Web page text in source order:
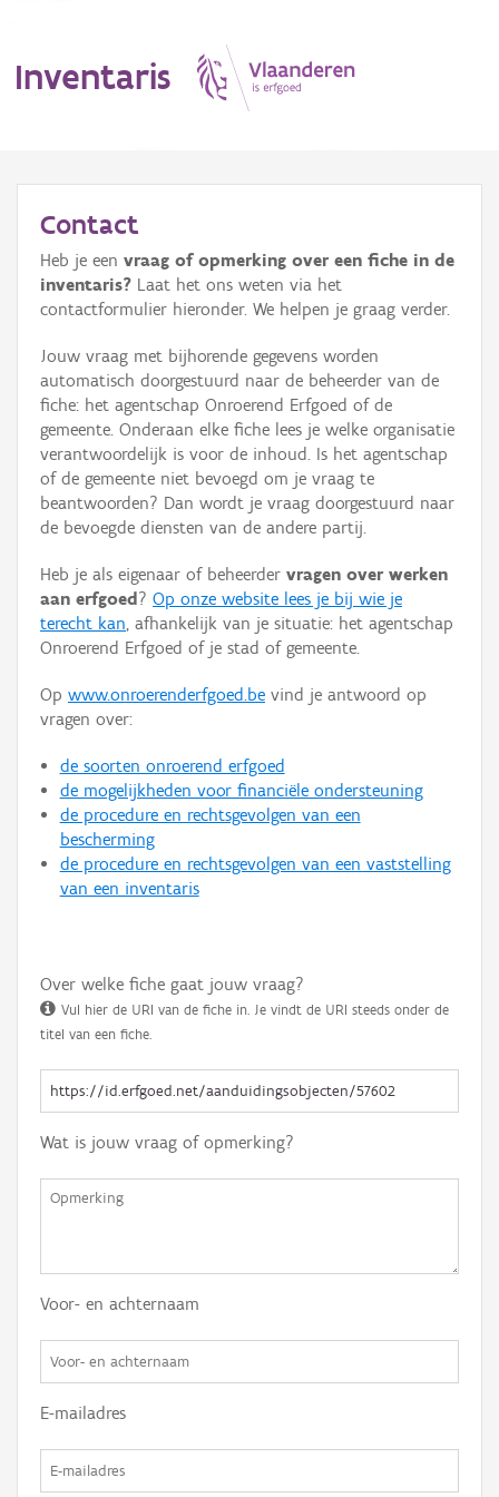
Inventaris
Erfgoedobject
Aanduidingsobject
Waarneming
Thema
Gebeurtenis
Persoon of collectief
Hergebruik
Aanmelden
Contact
Heb je een vraag of opmerking over een fiche in de
inventaris? Laat het ons weten via het
contactformulier hieronder. We helpen je graag verder.
Jouw vraag met bijhorende gegevens worden
automatisch doorgestuurd naar de beheerder van de
fiche: het agentschap Onroerend Erfgoed of de
gemeente. Onderaan elke fiche lees je welke organisatie
verantwoordelijk is voor de inhoud. Is het agentschap
of de gemeente niet bevoegd om je vraag te
beantwoorden? Dan wordt je vraag doorgestuurd naar
de bevoegde diensten van de andere partij.
Heb je als eigenaar of beheerder vragen over werken
aan erfgoed ? Op onze website lees je bij wie je
terecht kan, afhankelijk van je situatie: het agentschap
Onroerend Erfgoed of je stad of gemeente.
Op www.onroerenderfgoed.be vind je antwoord op
vragen over:
de soorten onroerend erfgoed
de mogelijkheden voor financiële ondersteuning
de procedure en rechtsgevolgen van een
bescherming
de procedure en rechtsgevolgen van een vaststelling
van een inventaris
Over welke fiche gaat jouw vraag?
Vul hier de URI van de fiche in. Je vindt de URI steeds onder de
titel van een fiche.
Wat is jouw vraag of opmerking?
Voor- en achternaam
E-mailadres